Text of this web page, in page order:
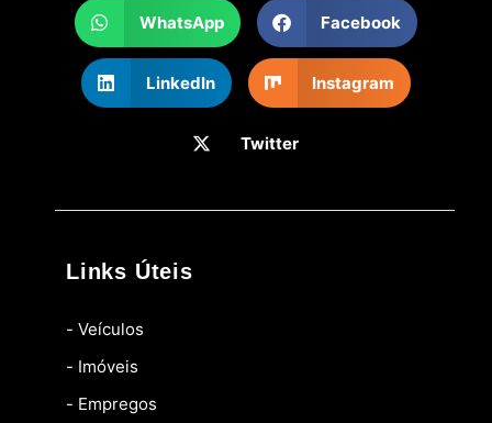
WhatsApp Facebook
LinkedIn Instagram
Twitter
Links Úteis
- Veículos
- Imóveis
- Empregos